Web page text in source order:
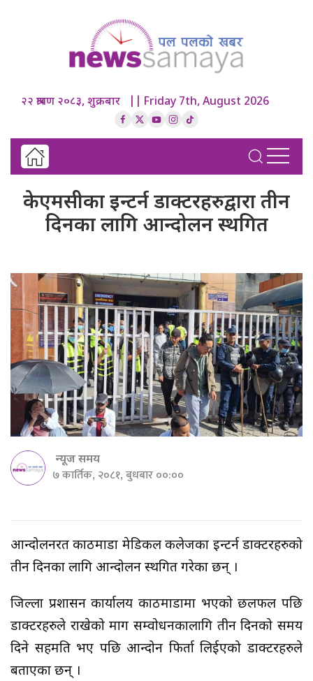
२२ श्रावण २०८३, शुक्रबार || Friday 7th, August 2026
केएमसीका इन्टर्न डाक्टरहरुद्वारा तीन
दिनका लागि आन्दोलन स्थगित
न्यूज समय
७ कार्तिक, २०८१, बुधबार ००:००
आन्दोलनरत काठमाडौं मेडिकल कलेजका इन्टर्न डाक्टरहरुको
तीन दिनका लागि आन्दोलन स्थगित गरेका छन् ।
जिल्ला प्रशासन कार्यालय काठमाडौंमा भएको छलफल पछि
डाक्टरहरुले राखेको माग सम्वोधनकालागि तीन दिनको समय
दिने सहमति भए पछि आन्दोन फिर्ता लिईएको डाक्टरहरुले
बताएका छन् ।